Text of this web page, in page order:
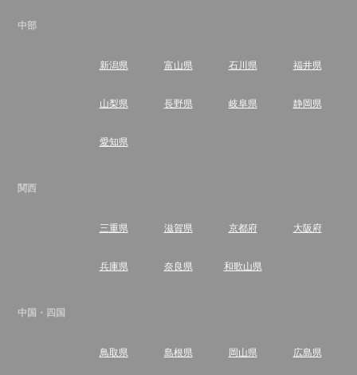
中部
新潟県 富山県 石川県 福井県
山梨県 長野県 岐阜県 静岡県
愛知県
関西
三重県 滋賀県 京都府 大阪府
兵庫県 奈良県 和歌山県
中国・四国
鳥取県 島根県 岡山県 広島県